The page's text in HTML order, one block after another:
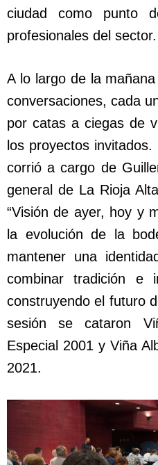
ciudad como punto
profesionales del sector.
A lo largo de la
conversaciones, cada
por catas a ciegas de
los proyectos
corrió a cargo de
general de La Rioja
“Visión de ayer, hoy y
la evolución de la
mantener una
combinar tradición e
construyendo el futuro
sesión se cataron
Especial 2001 y Viña
2021.